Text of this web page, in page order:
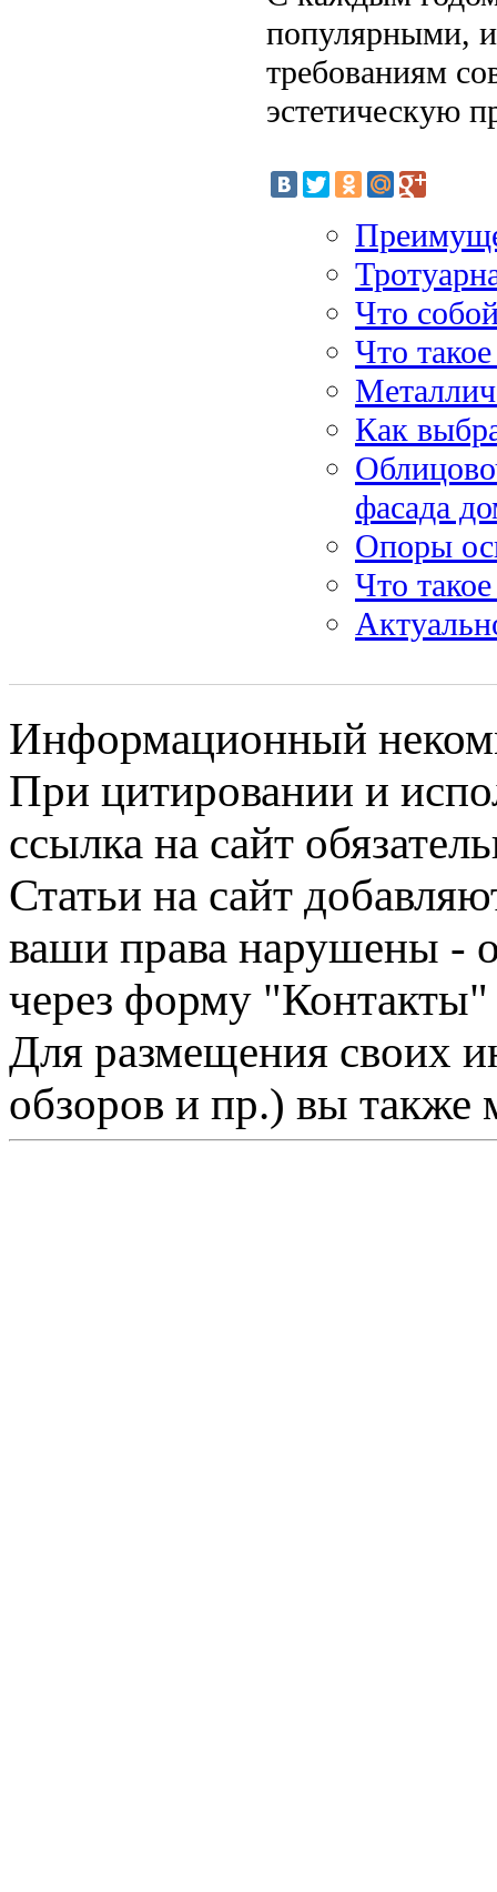
популярными, и
требованиям
эстетическую
Что
Что
Как
фасада
Опоры
Что
Информационный
При цитировании и
ссылка на сайт
Статьи на сайт
ваши права нарушены -
через форму "Контакты"
Для размещения своих
обзоров и пр.) вы также